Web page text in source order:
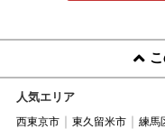
人気エリア
西東京市 東久留米市 練馬